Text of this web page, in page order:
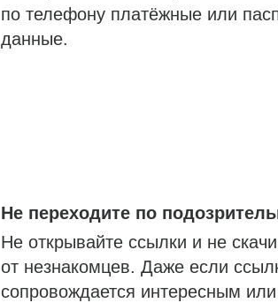
по телефону платёжные или
данные.
Не переходите по
Не открывайте ссылки и не
от незнакомцев. Даже если
сопровождается интересным